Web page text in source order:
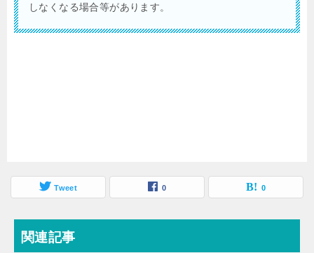
しなくなる場合等があります。
Tweet 0 0
関連記事